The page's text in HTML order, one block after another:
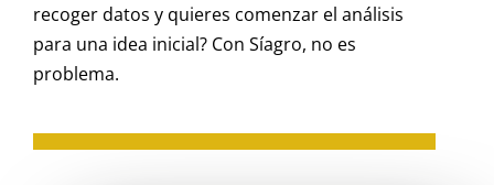
recoger datos y quieres comenzar el análisis
para una idea inicial? Con Síagro, no es
problema.